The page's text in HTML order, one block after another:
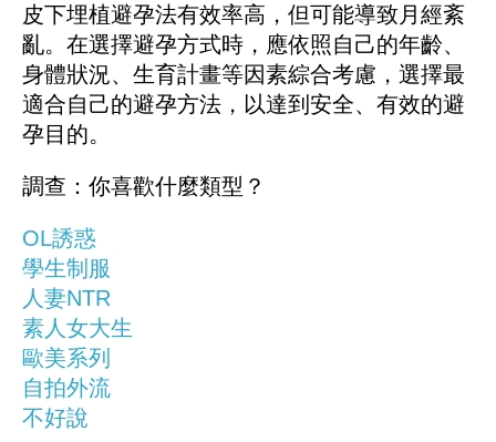
皮下埋植避孕法有效率高，但可能導致月經紊
亂。在選擇避孕方式時，應依照自己的年齡、
身體狀況、生育計畫等因素綜合考慮，選擇最
適合自己的避孕方法，以達到安全、有效的避
孕目的。
調查：你喜歡什麼類型？
OL誘惑
學生制服
人妻NTR
素人女大生
歐美系列
自拍外流
不好說